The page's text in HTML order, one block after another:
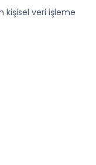
kişisel veri işleme